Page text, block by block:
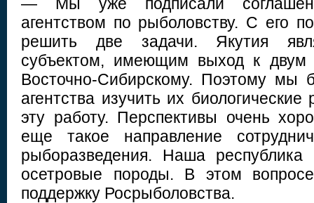
агентством по рыболовству. С его
решить две задачи. Якутия
субъектом, имеющим выход к
Восточно-Сибирскому. Поэтому
агентства изучить их
эту работу. Перспективы очень
еще такое направление
рыборазведения. Наша республика
осетровые породы. В этом
поддержку Росрыболовства.